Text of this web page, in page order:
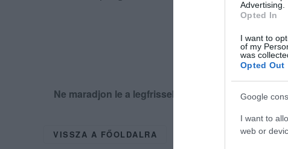
Advertising.
Opted In
I want to
of my
was
Opted Out
Google
I want to
web or
Ne maradjon le a legfrissebb hírekről, kövessen
VISSZA A FŐOLDALRA